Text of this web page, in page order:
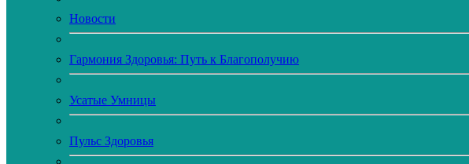
Новости
Гармония Здоровья: Путь к Благополучию
Усатые Умницы
Пульс Здоровья